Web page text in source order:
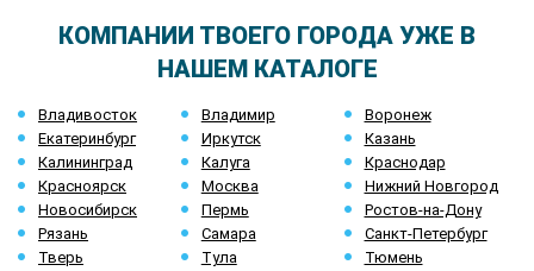
КОМПАНИИ ТВОЕГО ГОРОДА УЖЕ В
НАШЕМ КАТАЛОГЕ
Владивосток Владимир
Воронеж
Екатеринбург
Иркутск
Казань
Калининград
Калуга
Краснодар
Красноярск
Москва
Нижний Новгород
Новосибирск
Пермь
Ростов-на-Дону
Рязань
Самара
Санкт-Петербург
Тверь
Тула
Тюмень